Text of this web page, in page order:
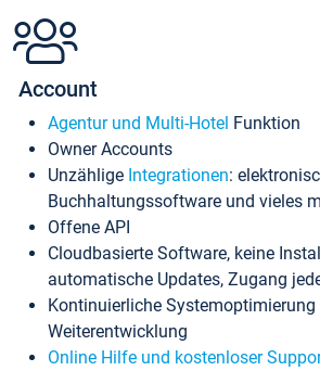
Account
Agentur und Multi-Hotel Funktion
Owner Accounts
Unzählige Integrationen:
Buchhaltungssoftware und vieles
Offene API
Cloudbasierte Software, keine
automatische Updates, Zugang
Kontinuierliche Systemoptimierung
Weiterentwicklung
Online Hilfe und kostenloser